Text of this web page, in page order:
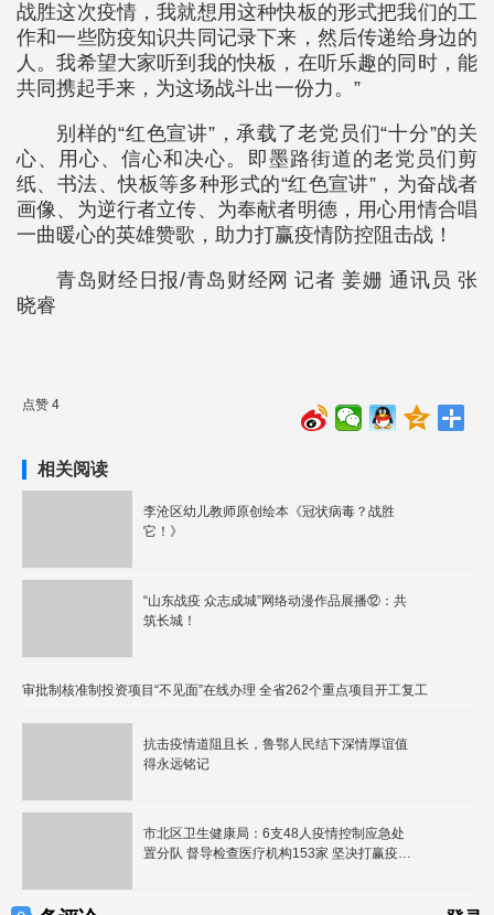
战胜这次疫情，我就想用这种快板的形式把我们的工
作和一些防疫知识共同记录下来，然后传递给身边的
人。我希望大家听到我的快板，在听乐趣的同时，能
共同携起手来，为这场战斗出一份力。”
别样的“红色宣讲”，承载了老党员们“十分”的关
心、用心、信心和决心。即墨路街道的老党员们剪
纸、书法、快板等多种形式的“红色宣讲”，为奋战者
画像、为逆行者立传、为奉献者明德，用心用情合唱
一曲暖心的英雄赞歌，助力打赢疫情防控阻击战！
青岛财经日报/青岛财经网 记者 姜姗 通讯员 张
晓睿
点赞 4
相关阅读
李沧区幼儿教师原创绘本《冠状病毒？战胜
它！》
“山东战疫 众志成城”网络动漫作品展播⑫：共
筑长城！
审批制核准制投资项目“不见面”在线办理 全省262个重点项目开工复工
抗击疫情道阻且长，鲁鄂人民结下深情厚谊值
得永远铭记
市北区卫生健康局：6支48人疫情控制应急处
置分队 督导检查医疗机构153家 坚决打赢疫情